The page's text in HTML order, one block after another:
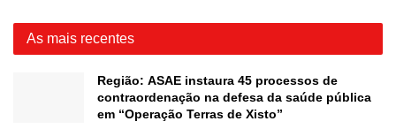
As mais recentes
Região: ASAE instaura 45 processos de
contraordenação na defesa da saúde pública
em “Operação Terras de Xisto”